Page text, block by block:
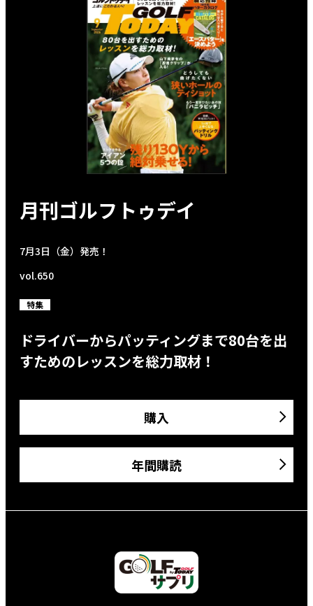
月刊ゴルフトゥデイ
7月3日（金）発売！
vol.650
特集
ドライバーからパッティングまで80台を出
すためのレッスンを総力取材！
購入
年間購読